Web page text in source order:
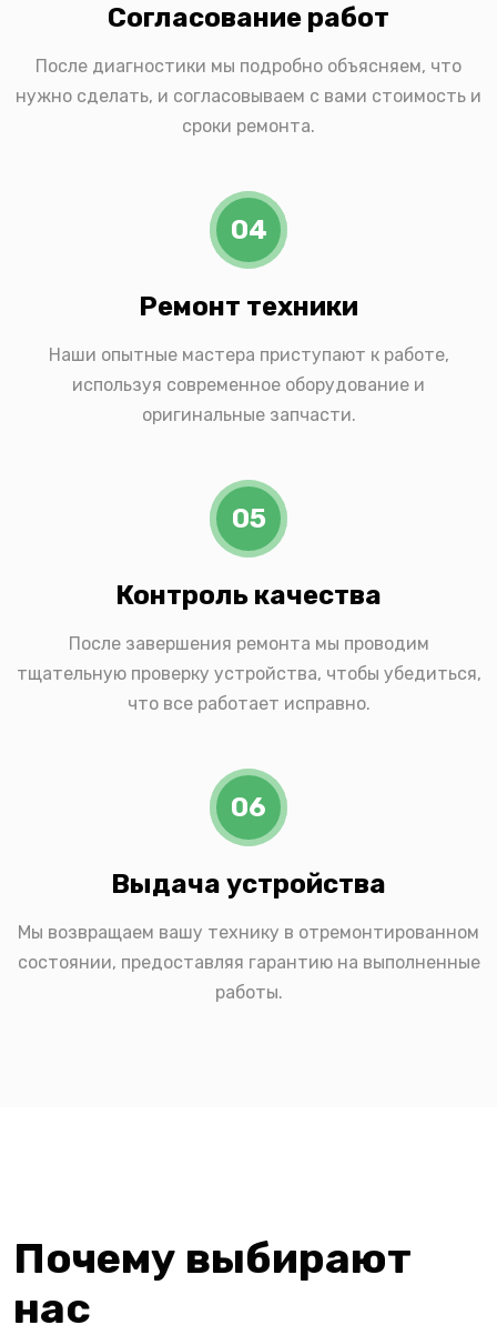
Согласование работ
После диагностики мы подробно объясняем, что
нужно сделать, и согласовываем с вами стоимость и
сроки ремонта.
04
Ремонт техники
Наши опытные мастера приступают к работе,
используя современное оборудование и
оригинальные запчасти.
05
Контроль качества
После завершения ремонта мы проводим
тщательную проверку устройства, чтобы убедиться,
что все работает исправно.
06
Выдача устройства
Мы возвращаем вашу технику в отремонтированном
состоянии, предоставляя гарантию на выполненные
работы.
Почему выбирают
нас